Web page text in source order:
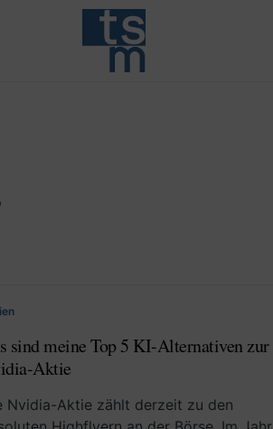
sind meine Top 5 KI-Alternativen zur
Aktie
Nvidia-Aktie zählt derzeit zu den